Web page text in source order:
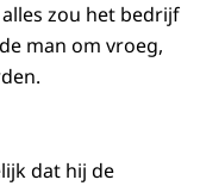
zou het bedrijf
man om vroeg,
dat hij de